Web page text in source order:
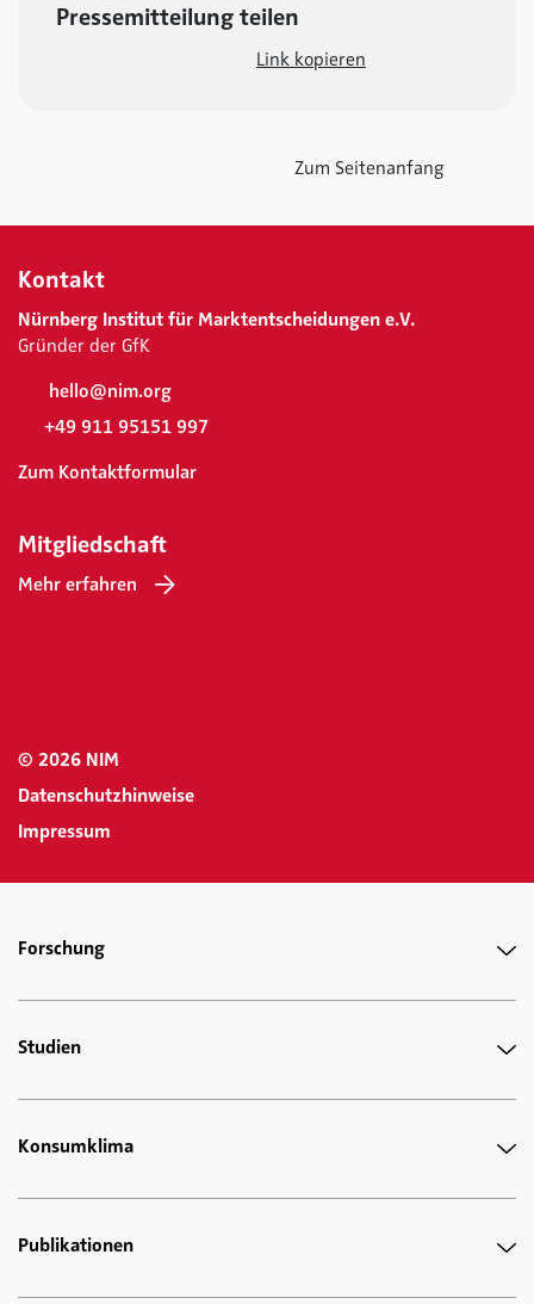
Pressemitteilung teilen
Link kopieren
Zum Seitenanfang
Kontakt
Nürnberg Institut für Marktentscheidungen e.V.
Gründer der GfK
hello@nim.org
+49 911 95151 997
Zum Kontaktformular
Mitgliedschaft
Mehr erfahren
© 2026 NIM
Datenschutzhinweise
Impressum
Forschung
Studien
Konsumklima
Publikationen